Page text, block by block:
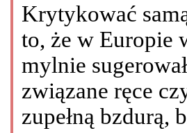
Krytykować
to, że w Europie
mylnie
związane ręce
zupełną